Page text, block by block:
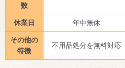
数
休業日 年中無休
その他の
特徴
不用品処分を無料対応